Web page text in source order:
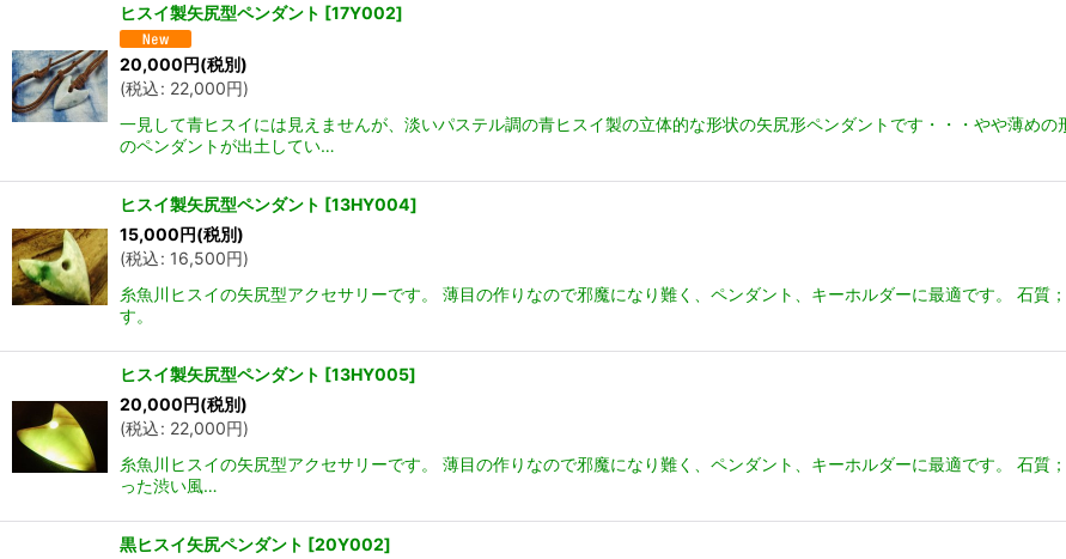
ヒスイ製矢尻型ペンダント [17Y002]
20,000円(税別)
(税込: 22,000円)
一見して青ヒスイには見えませんが、淡いパステル調の青ヒスイ製の立体的な形状の矢尻形ペンダントです・・・やや薄め
のペンダントが出土してい…
ヒスイ製矢尻型ペンダント [13HY004]
15,000円(税別)
(税込: 16,500円)
糸魚川ヒスイの矢尻型アクセサリーです。 薄目の作りなので邪魔になり難く、ペンダント、キーホルダーに最適です。 石
す。
ヒスイ製矢尻型ペンダント [13HY005]
20,000円(税別)
(税込: 22,000円)
糸魚川ヒスイの矢尻型アクセサリーです。 薄目の作りなので邪魔になり難く、ペンダント、キーホルダーに最適です。 石質
った渋い風…
黒ヒスイ矢尻ペンダント [20Y002]